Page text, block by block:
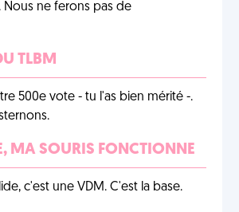
Nous ne ferons pas de
TLBM
500e vote - tu l'as bien mérité -.
MA SOURIS FONCTIONNE
c'est une VDM. C'est la base.